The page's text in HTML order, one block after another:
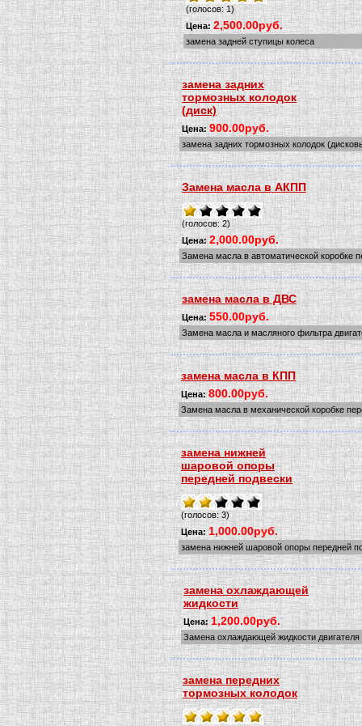
(голосов: 1)
Цена: 2,500.00руб.
замена задней ступицы колеса
замена задних
тормозных колодок
(диск)
Цена:900.00руб.
замена задних тормозных колодок
Замена масла в АКПП
(голосов: 2)
Цена: 2,000.00руб.
Замена масла в автоматической коробке
замена масла в ДВС
Цена: 550.00руб.
Замена масла и масляного фильтра
замена масла в КПП
Цена:800.00руб.
Замена масла в механической коробке
замена нижней
шаровой опоры
передней подвески
(голосов: 3)
Цена: 1,000.00руб.
замена нижней шаровой опоры передней
замена охлаждающей
жидкости
Цена: 1,200.00руб.
Замена охлаждающей жидкости двигателя
замена передних
тормозных колодок